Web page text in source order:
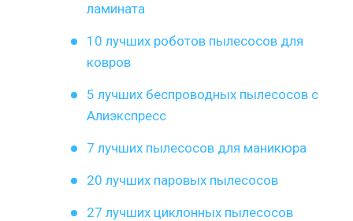
ламината
10 лучших роботов пылесосов для
ковров
5 лучших беспроводных пылесосов с
Алиэкспресс
7 лучших пылесосов для маникюра
20 лучших паровых пылесосов
27 лучших циклонных пылесосов